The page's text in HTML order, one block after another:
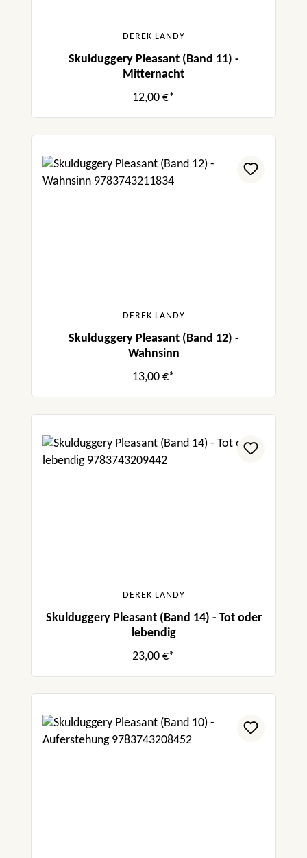
DEREK LANDY
Skulduggery Pleasant (Band 11) -
Mitternacht
12,00 €*
DEREK LANDY
Skulduggery Pleasant (Band 12) -
Wahnsinn
13,00 €*
DEREK LANDY
Skulduggery Pleasant (Band 14) - Tot oder
lebendig
23,00 €*